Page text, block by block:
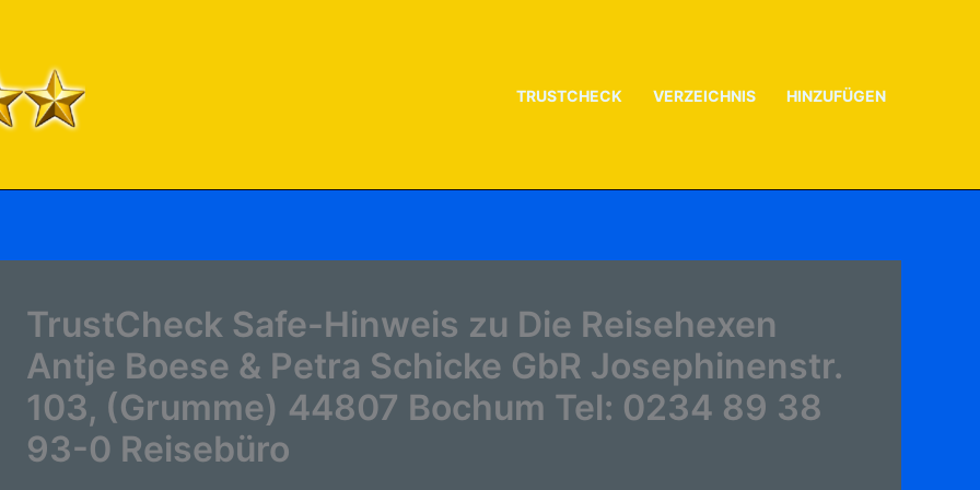
TRUSTCHECK VERZEICHNIS HINZUFÜGEN
TrustCheck Safe-Hinweis zu Die Reisehexen
Antje Boese & Petra Schicke GbR Josephinenstr.
103, (Grumme) 44807 Bochum Tel: 0234 89 38
93-0 Reisebüro